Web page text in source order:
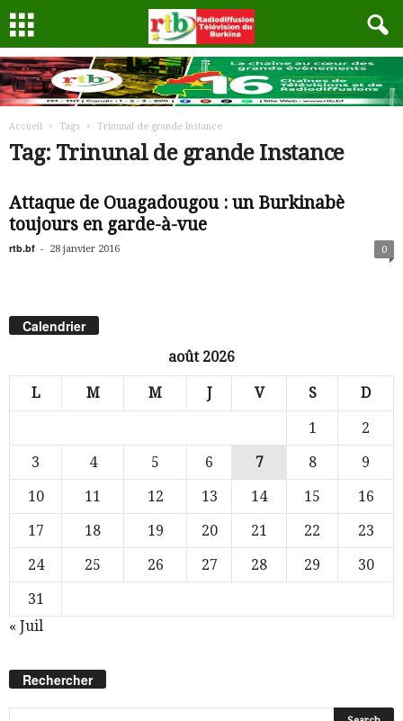
Accueil Tags Trinunal de grande Instance
Tag: Trinunal de grande Instance
Attaque de Ouagadougou : un Burkinabè
toujours en garde-à-vue
rtb.bf - 28 janvier 2016 0
Calendrier
août 2026
L M M J V S D
1
2
3
4 5 6 7 8
9
10
11 12 13 14 15
16
17
18 19 20 21 22
23
24
25 26 27 28 29
30
31
« Juil
Rechercher